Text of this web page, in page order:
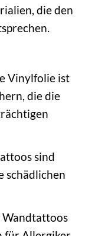
die den
Vinylfolie ist
die die
sind
schädlichen
Wandtattoos